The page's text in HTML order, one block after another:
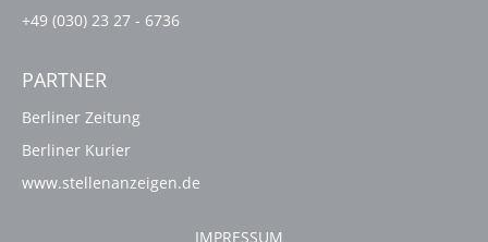
+49 (030) 23 27 - 6736
PARTNER
Berliner Zeitung
Berliner Kurier
www.stellenanzeigen.de
IMPRESSUM